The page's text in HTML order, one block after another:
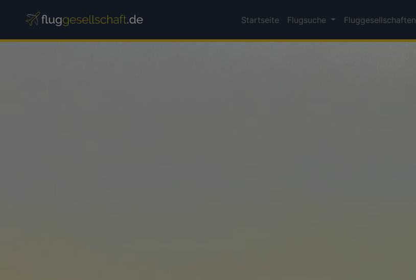
Startseite Flugsuche Fluggesellschaften